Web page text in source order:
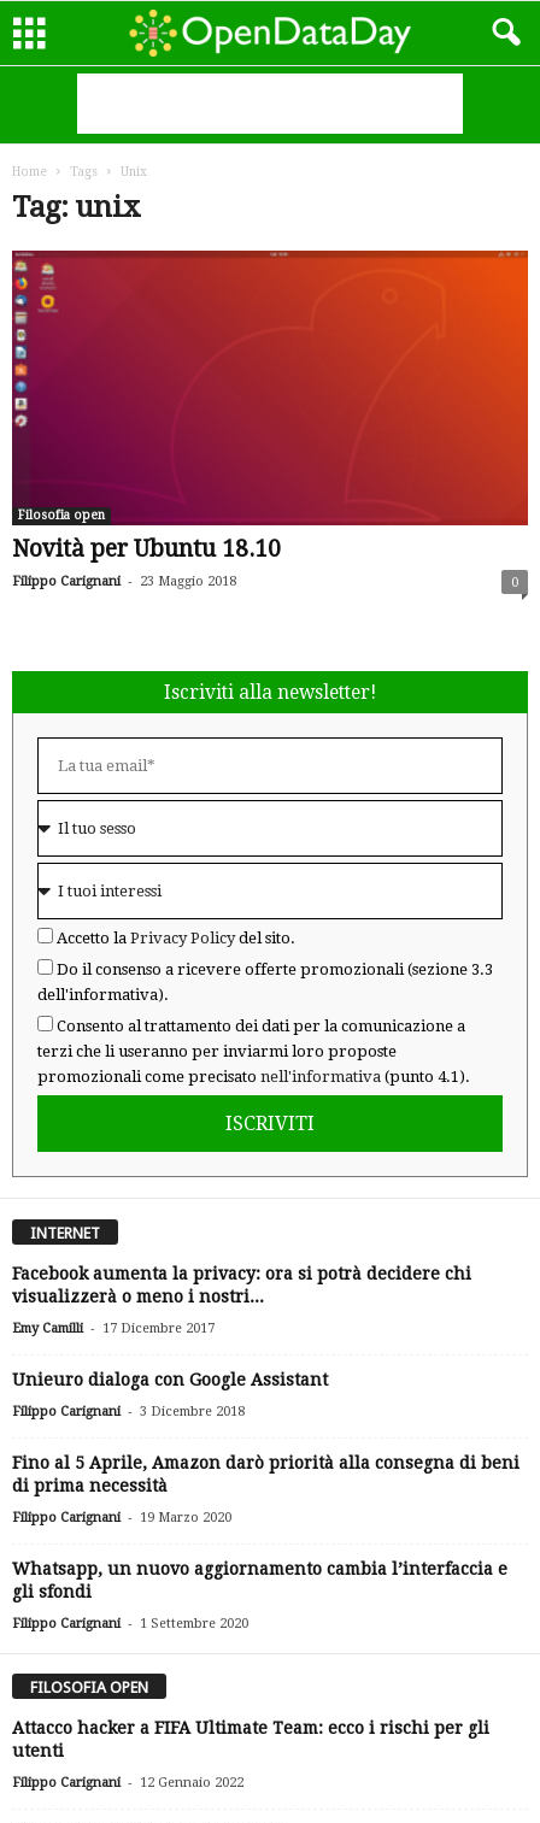
Home Tags Unix
Tag: unix
Filosofia open
Novità per Ubuntu 18.10
Filippo Carignani - 23 Maggio 2018 0
Iscriviti alla newsletter!
Accetto la Privacy Policydel sito.
Do il consenso a ricevere offerte promozionali (sezione 3.3
dell'informativa).
Consento al trattamento dei dati per la comunicazione a
terzi che li useranno per inviarmi loro proposte
promozionali come precisato nell'informativa (punto 4.1).
ISCRIVITI
INTERNET
Facebook aumenta la privacy: ora si potrà decidere chi
visualizzerà o meno i nostri...
Emy Camilli - 17 Dicembre 2017
Unieuro dialoga con Google Assistant
Filippo Carignani - 3 Dicembre 2018
Fino al 5 Aprile, Amazon darò priorità alla consegna di beni
di prima necessità
Filippo Carignani - 19 Marzo 2020
Whatsapp, un nuovo aggiornamento cambia l’interfaccia e
gli sfondi
Filippo Carignani - 1 Settembre 2020
FILOSOFIA OPEN
Attacco hacker a FIFA Ultimate Team: ecco i rischi per gli
utenti
Filippo Carignani - 12 Gennaio 2022